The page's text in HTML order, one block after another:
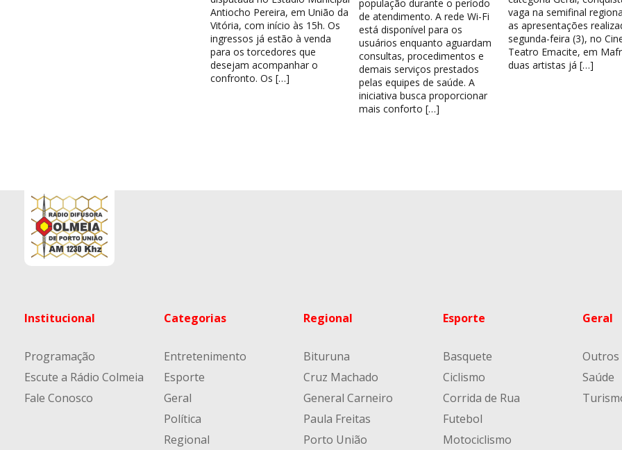
Antiocho Pereira, em União da
Vitória, com início às 15h. Os
ingressos já estão à venda
para os torcedores que
desejam acompanhar o
confronto. Os […]
população durante o período
de atendimento. A rede Wi-Fi
está disponível para os
usuários enquanto aguardam
consultas, procedimentos e
demais serviços prestados
pelas equipes de saúde. A
iniciativa busca proporcionar
mais conforto […]
vaga na semifinal
as apresentações
segunda-feira (3), no
Teatro Emacite, em
duas artistas já […]
Institucional
Programação
Escute a Rádio Colmeia
Fale Conosco
Categorias
Entretenimento
Esporte
Geral
Política
Regional
Regional
Bituruna
Cruz Machado
General Carneiro
Paula Freitas
Porto União
Esporte
Basquete
Ciclismo
Corrida de Rua
Futebol
Motociclismo
Geral
Outros
Saúde